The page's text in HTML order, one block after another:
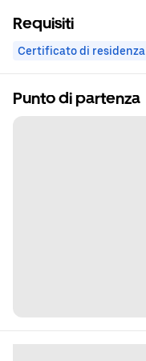
Requisiti
Certificato di residenza
Punto di partenza